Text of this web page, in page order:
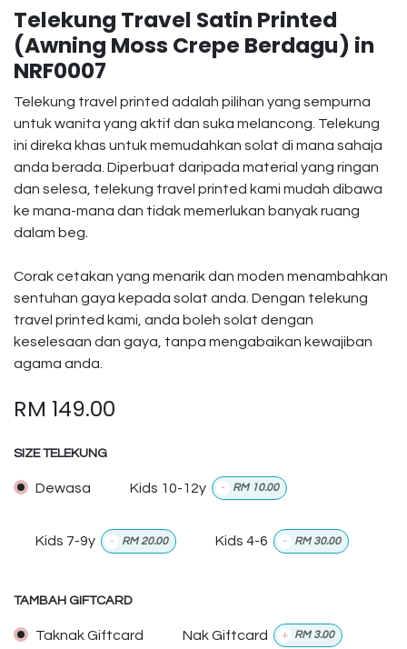
Telekung Travel Satin Printed
(Awning Moss Crepe Berdagu) in
NRF0007
Telekung travel printed adalah pilihan yang sempurna
untuk wanita yang aktif dan suka melancong. Telekung
ini direka khas untuk memudahkan solat di mana sahaja
anda berada. Diperbuat daripada material yang ringan
dan selesa, telekung travel printed kami mudah dibawa
ke mana-mana dan tidak memerlukan banyak ruang
dalam beg.
Corak cetakan yang menarik dan moden menambahkan
sentuhan gaya kepada solat anda. Dengan telekung
travel printed kami, anda boleh solat dengan
keselesaan dan gaya, tanpa mengabaikan kewajiban
agama anda.
RM 149.00
SIZE TELEKUNG
Dewasa Kids 10-12y - RM 10.00
Kids 7-9y - RM 20.00 Kids 4-6 - RM 30.00
TAMBAH GIFTCARD
Taknak Giftcard Nak Giftcard + RM 3.00